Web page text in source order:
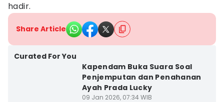
hadir.
Share Article
Curated For You
Kapendam Buka Suara Soal
Penjemputan dan Penahanan
Ayah Prada Lucky
09 Jan 2026, 07:34 WIB